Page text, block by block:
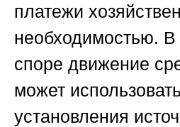
платежи
необходимостью.
споре движение
может
установления